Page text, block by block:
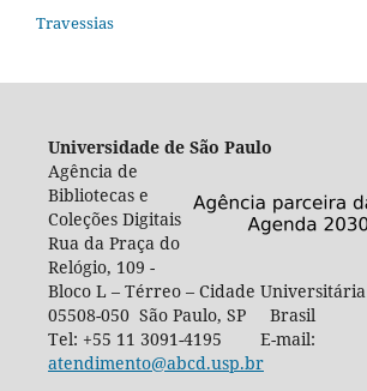
Travessias
Universidade de São Paulo
Agência de
Bibliotecas e
Coleções Digitais
Rua da Praça do
Relógio, 109 -
Bloco L – Térreo – Cidade Universitária
05508-050 São Paulo, SP Brasil
Tel: +55 11 3091-4195 E-mail:
atendimento@abcd.usp.br